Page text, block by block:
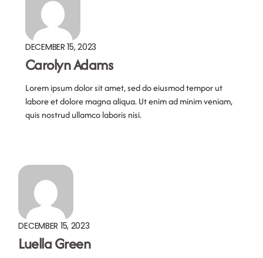
DECEMBER 15, 2023
Carolyn Adams
Lorem ipsum dolor sit amet, sed do eiusmod tempor ut
labore et dolore magna aliqua. Ut enim ad minim veniam,
quis nostrud ullamco laboris nisi.
DECEMBER 15, 2023
Luella Green